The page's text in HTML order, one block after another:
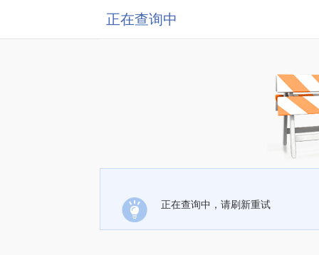
正在查询中
正在查询中，请刷新重试